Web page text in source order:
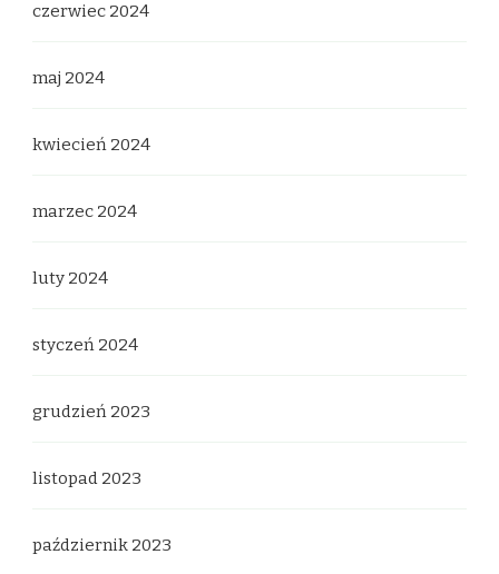
czerwiec 2024
maj 2024
kwiecień 2024
marzec 2024
luty 2024
styczeń 2024
grudzień 2023
listopad 2023
październik 2023